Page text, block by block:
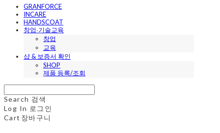
GRANFORCE
INCARE
HANDSCOAT
창업∙기술교육
창업
교육
샵 & 보증서 확인
SHOP
제품 등록/조회
Search 검색
Log In 로그인
Cart 장바구니